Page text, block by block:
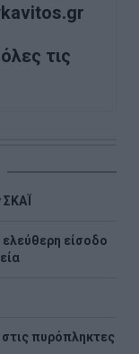
τις
είσοδο
πυρόπληκτες